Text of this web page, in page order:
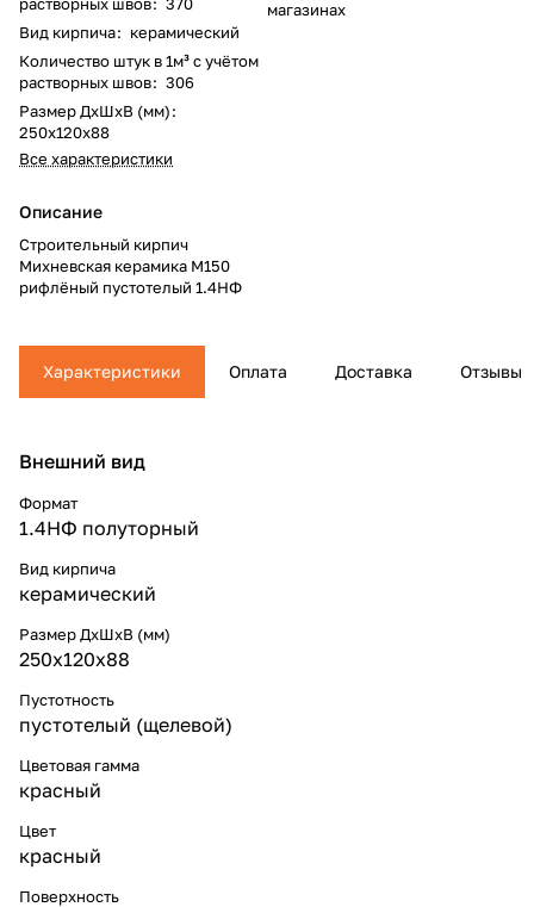
Вид кирпича: керамический
Количество штук в 1м³ c учётом
растворных швов: 306
Размер ДхШхВ (мм):
250х120х88
Все характеристики
Описание
Строительный кирпич
Михневская керамика М150
рифлёный пустотелый 1.4НФ
магазинах
Характеристики Оплата Доставка Отзывы
Внешний вид
Формат
1.4НФ полуторный
Вид кирпича
керамический
Размер ДхШхВ (мм)
250х120х88
Пустотность
пустотелый (щелевой)
Цветовая гамма
красный
Цвет
красный
Поверхность